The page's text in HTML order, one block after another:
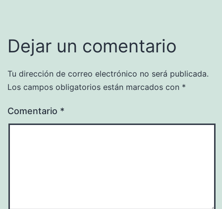
Dejar un comentario
Tu dirección de correo electrónico no será publicada.
Los campos obligatorios están marcados con *
Comentario *